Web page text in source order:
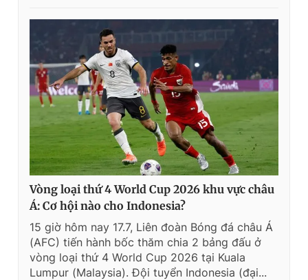
Vòng loại thứ 4 World Cup 2026 khu vực châu
Á: Cơ hội nào cho Indonesia?
15 giờ hôm nay 17.7, Liên đoàn Bóng đá châu Á
(AFC) tiến hành bốc thăm chia 2 bảng đấu ở
vòng loại thứ 4 World Cup 2026 tại Kuala
Lumpur (Malaysia). Đội tuyển Indonesia (đại...